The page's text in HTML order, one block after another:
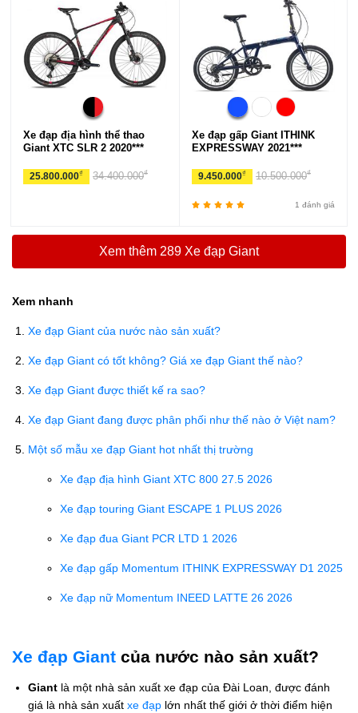
Xe đạp địa hình thể thao
Giant XTC SLR 2 2020***
25.800.000₫ 34.400.000₫
Xe đạp gấp Giant ITHINK
EXPRESSWAY 2021***
9.450.000₫ 10.500.000₫
1 đánh giá
Xem thêm 289 Xe đạp Giant
Xem nhanh
Xe đạp Giant của nước nào sản xuất?
Xe đạp Giant có tốt không? Giá xe đạp Giant thế nào?
Xe đạp Giant được thiết kế ra sao?
Xe đạp Giant đang được phân phối như thế nào ở Việt nam?
Một số mẫu xe đạp Giant hot nhất thị trường
Xe đạp địa hình Giant XTC 800 27.5 2026
Xe đạp touring Giant ESCAPE 1 PLUS 2026
Xe đạp đua Giant PCR LTD 1 2026
Xe đạp gấp Momentum ITHINK EXPRESSWAY D1 2025
Xe đạp nữ Momentum INEED LATTE 26 2026
Xe đạp Giant của nước nào sản xuất?
Giant là một nhà sản xuất xe đạp của Đài Loan, được đánh
giá là nhà sản xuất xe đạp lớn nhất thế giới ở thời điểm hiện